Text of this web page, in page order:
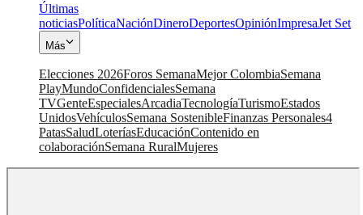
Últimas
noticiasPolíticaNaciónDineroDeportesOpiniónImpresaJet Set
Más
Elecciones 2026Foros SemanaMejor ColombiaSemana
PlayMundoConfidencialesSemana
TVGenteEspecialesArcadiaTecnologíaTurismoEstados
UnidosVehículosSemana SostenibleFinanzas Personales4
PatasSaludLoteríasEducaciónContenido en
colaboraciónSemana RuralMujeres